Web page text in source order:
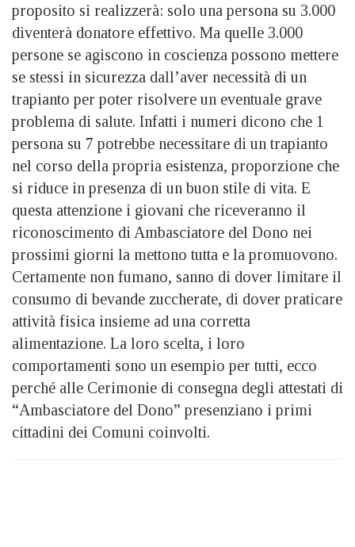
proposito si realizzerà: solo una persona su 3.000
diventerà donatore effettivo. Ma quelle 3.000
persone se agiscono in coscienza possono mettere
se stessi in sicurezza dall’aver necessità di un
trapianto per poter risolvere un eventuale grave
problema di salute. Infatti i numeri dicono che 1
persona su 7 potrebbe necessitare di un trapianto
nel corso della propria esistenza, proporzione che
si riduce in presenza di un buon stile di vita. E
questa attenzione i giovani che riceveranno il
riconoscimento di Ambasciatore del Dono nei
prossimi giorni la mettono tutta e la promuovono.
Certamente non fumano, sanno di dover limitare il
consumo di bevande zuccherate, di dover praticare
attività fisica insieme ad una corretta
alimentazione. La loro scelta, i loro
comportamenti sono un esempio per tutti, ecco
perché alle Cerimonie di consegna degli attestati di
“Ambasciatore del Dono” presenziano i primi
cittadini dei Comuni coinvolti.